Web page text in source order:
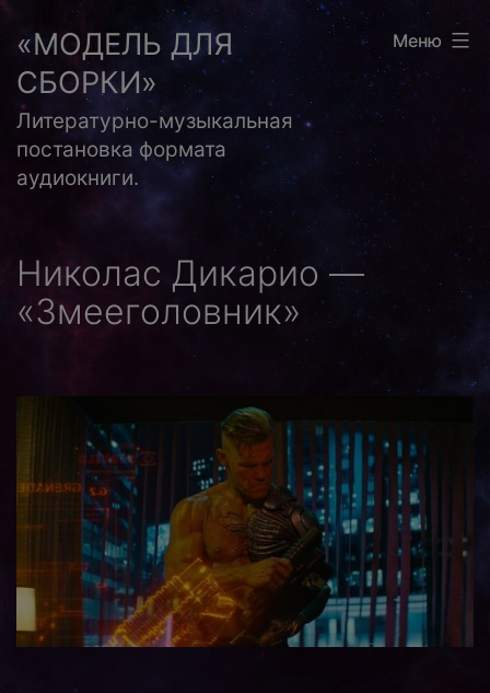
Перейти
содержимому
«МОДЕЛЬ ДЛЯ
СБОРКИ»
Литературно-музыкальная
постановка формата
аудиокниги.
Меню
Николас Дикарио —
«Змееголовник»